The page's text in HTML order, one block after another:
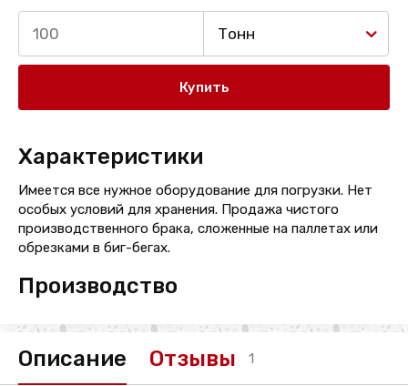
Тонн
Купить
Характеристики
Имеется все нужное оборудование для погрузки. Нет
особых условий для хранения. Продажа чистого
производственного брака, сложенные на паллетах или
обрезками в биг-бегах.
Производство
Описание Отзывы 1